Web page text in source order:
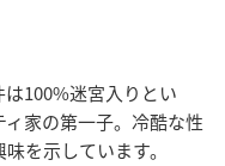
100%迷宮入りとい
家の第一子。冷酷な性
を示しています。